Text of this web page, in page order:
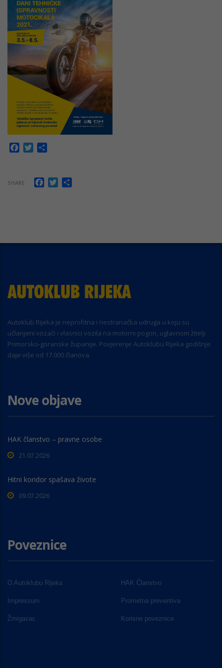
Facebook
Twitter
SHARE Facebook
Twitter
Autoklub Rijeka je neprofitna i nestranačka udruga u koju su
učlanjeni vozači i vlasnici vozila na motorni pogon, uglavnom žitelji
Primorsko-goranske županije. Povjerenje Autoklubu Rijeka godišnje
daje više od 17.000 članova.
Nove objave
HAK članstvo – pravne osobe
21.07.2026
Hitni koridor spašava živote
09.07.2026
Poveznice
O Autoklubu Rijeka HAK Članstvo
Impressum Prometna preventiva
Žmigavac Korisne poveznice